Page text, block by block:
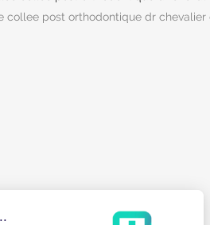
collee post orthodontique dr